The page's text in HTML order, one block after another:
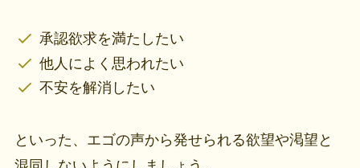
承認欲求を満たしたい
他人によく思われたい
不安を解消したい
といった、エゴの声から発せられる欲望や渇望と